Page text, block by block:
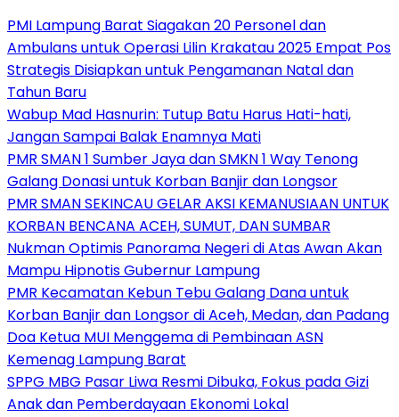
PMI Lampung Barat Siagakan 20 Personel dan
Ambulans untuk Operasi Lilin Krakatau 2025 Empat Pos
Strategis Disiapkan untuk Pengamanan Natal dan
Tahun Baru
Wabup Mad Hasnurin: Tutup Batu Harus Hati-hati,
Jangan Sampai Balak Enamnya Mati
PMR SMAN 1 Sumber Jaya dan SMKN 1 Way Tenong
Galang Donasi untuk Korban Banjir dan Longsor
PMR SMAN SEKINCAU GELAR AKSI KEMANUSIAAN UNTUK
KORBAN BENCANA ACEH, SUMUT, DAN SUMBAR
Nukman Optimis Panorama Negeri di Atas Awan Akan
Mampu Hipnotis Gubernur Lampung
PMR Kecamatan Kebun Tebu Galang Dana untuk
Korban Banjir dan Longsor di Aceh, Medan, dan Padang
Doa Ketua MUI Menggema di Pembinaan ASN
Kemenag Lampung Barat
SPPG MBG Pasar Liwa Resmi Dibuka, Fokus pada Gizi
Anak dan Pemberdayaan Ekonomi Lokal